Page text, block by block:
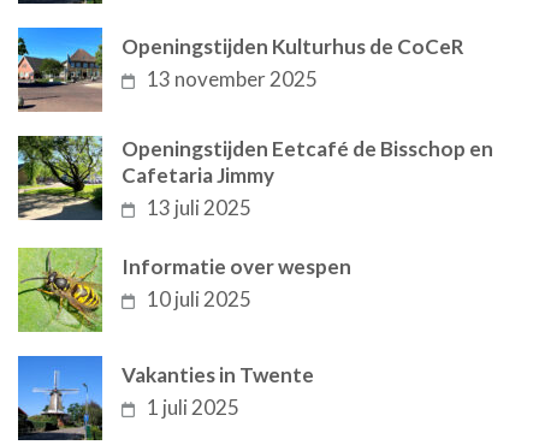
Openingstijden Kulturhus de CoCeR
13 november 2025
Openingstijden Eetcafé de Bisschop en
Cafetaria Jimmy
13 juli 2025
Informatie over wespen
10 juli 2025
Vakanties in Twente
1 juli 2025